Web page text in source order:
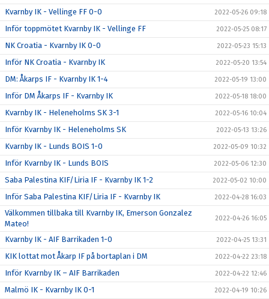
Kvarnby IK - Vellinge FF 0-0 2022-05-26 09:18
Inför toppmötet Kvarnby IK - Vellinge FF 2022-05-25 08:17
NK Croatia - Kvarnby IK 0-0 2022-05-23 15:13
Inför NK Croatia - Kvarnby IK 2022-05-20 13:54
DM: Åkarps IF - Kvarnby IK 1-4 2022-05-19 13:00
Inför DM Åkarps IF - Kvarnby IK 2022-05-18 18:00
Kvarnby IK - Heleneholms SK 3-1 2022-05-16 10:04
Inför Kvarnby IK - Heleneholms SK 2022-05-13 13:26
Kvarnby IK - Lunds BOIS 1-0 2022-05-09 10:32
Inför Kvarnby IK - Lunds BOIS 2022-05-06 12:30
Saba Palestina KIF/Liria IF - Kvarnby IK 1-2 2022-05-02 10:00
Inför Saba Palestina KIF/Liria IF - Kvarnby IK 2022-04-28 16:03
Välkommen tillbaka till Kvarnby IK, Emerson Gonzalez
Mateo!
2022-04-26 16:05
Kvarnby IK - AIF Barrikaden 1-0 2022-04-25 13:31
KIK lottat mot Åkarp IF på bortaplan i DM 2022-04-22 23:18
Inför Kvarnby IK – AIF Barrikaden 2022-04-22 12:46
Malmö IK - Kvarnby IK 0-1 2022-04-19 10:26